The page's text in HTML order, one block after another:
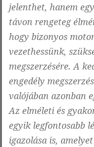
jelenthet, hanem
távon rengeteg
hogy bizonyos
vezethessünk,
megszerzésére. A
engedély
valójában azonban
Az elméleti és
egyik legfontosabb
igazolása is,